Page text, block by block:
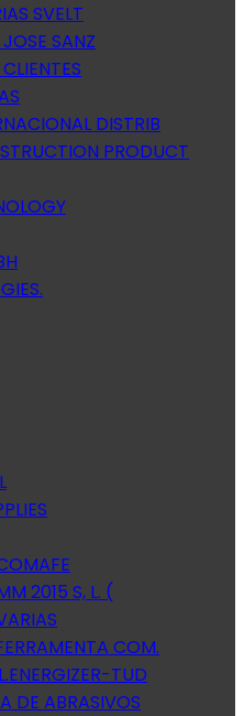
SVELT
SANZ
DISTRIB
PRODUCT
2015 S, L. (
COM.
TUD
DE ABRASIVOS